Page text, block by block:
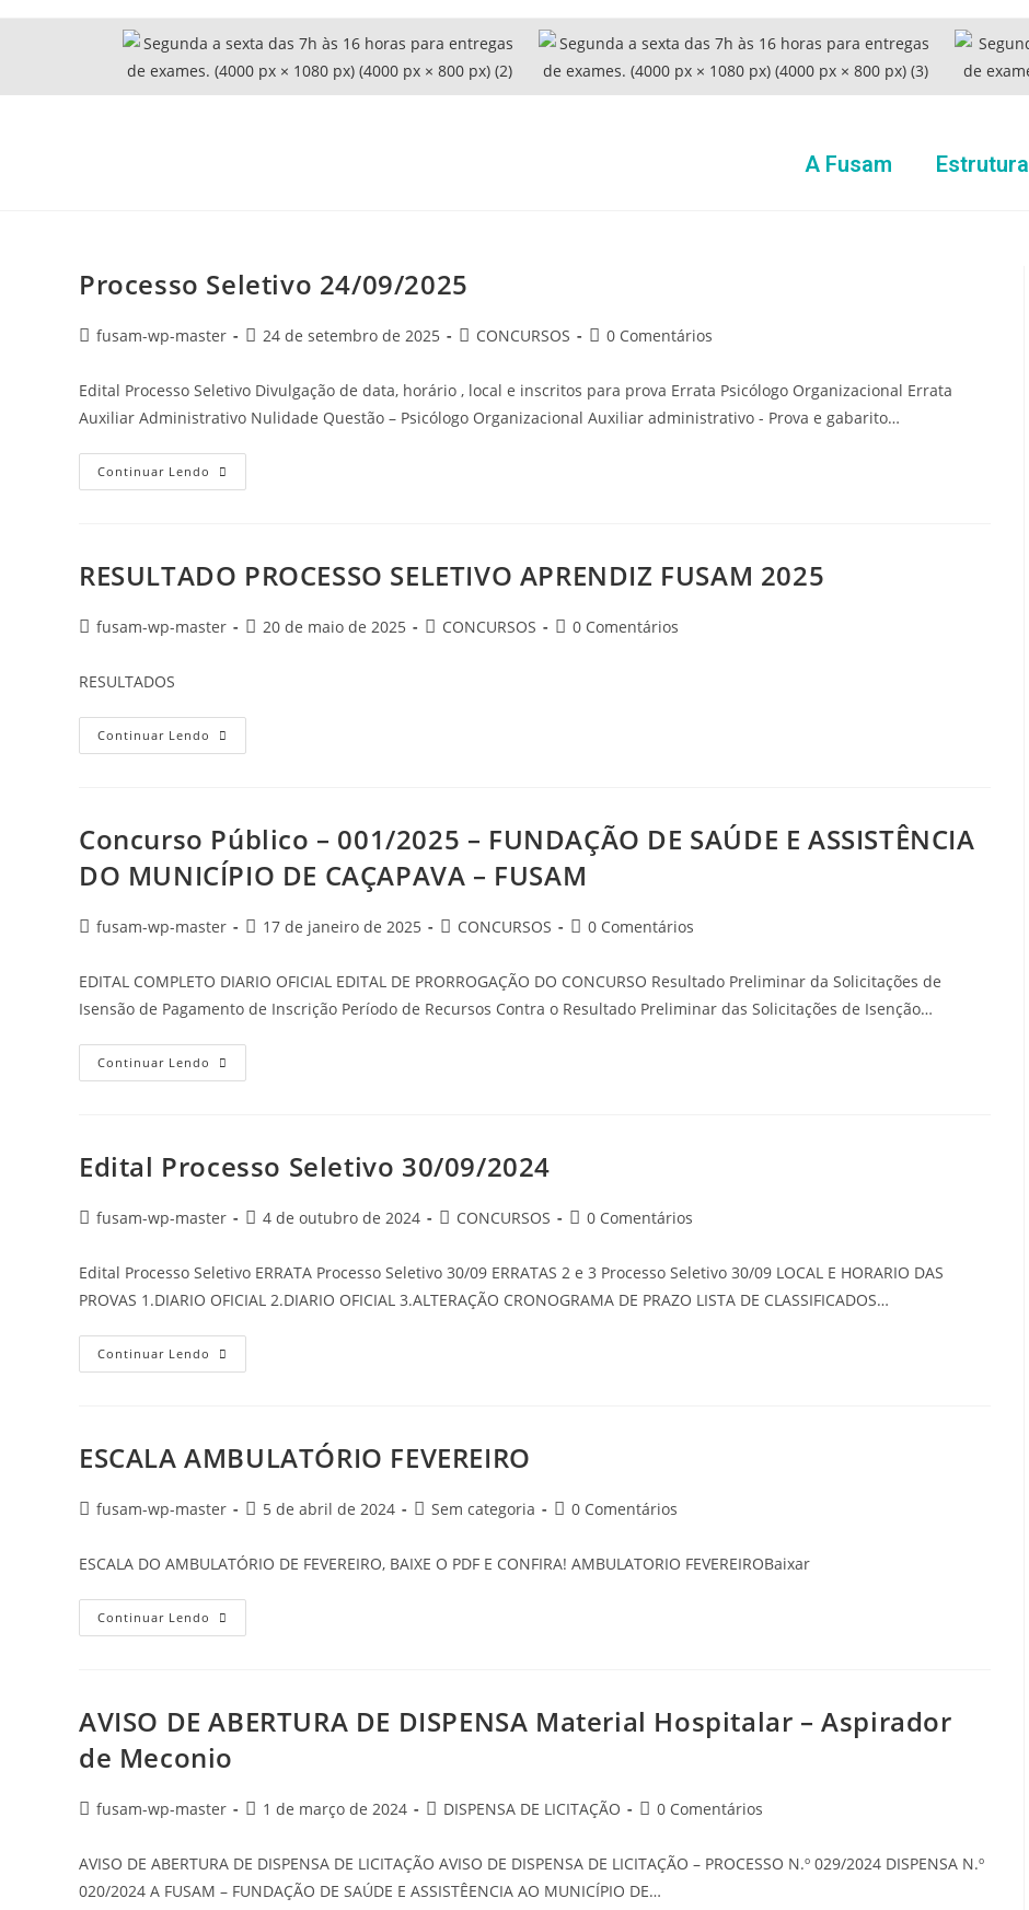
A Fusam Estrutura
Processo Seletivo 24/09/2025
fusam-wp-master 24 de setembro de 2025 CONCURSOS 0 Comentários
Edital Processo Seletivo Divulgação de data, horário , local e inscritos para prova Errata Psicólogo Organizacional Errata
Auxiliar Administrativo Nulidade Questão – Psicólogo Organizacional Auxiliar administrativo - Prova e gabarito…
Continuar Lendo
RESULTADO PROCESSO SELETIVO APRENDIZ FUSAM 2025
fusam-wp-master 20 de maio de 2025 CONCURSOS 0 Comentários
RESULTADOS
Continuar Lendo
Concurso Público – 001/2025 – FUNDAÇÃO DE SAÚDE E ASSISTÊNCIA
DO MUNICÍPIO DE CAÇAPAVA – FUSAM
fusam-wp-master 17 de janeiro de 2025 CONCURSOS 0 Comentários
EDITAL COMPLETO DIARIO OFICIAL EDITAL DE PRORROGAÇÃO DO CONCURSO Resultado Preliminar da Solicitações de
Isensão de Pagamento de Inscrição Período de Recursos Contra o Resultado Preliminar das Solicitações de Isenção…
Continuar Lendo
Edital Processo Seletivo 30/09/2024
fusam-wp-master 4 de outubro de 2024 CONCURSOS 0 Comentários
Edital Processo Seletivo ERRATA Processo Seletivo 30/09 ERRATAS 2 e 3 Processo Seletivo 30/09 LOCAL E HORARIO DAS
PROVAS 1.DIARIO OFICIAL 2.DIARIO OFICIAL 3.ALTERAÇÃO CRONOGRAMA DE PRAZO LISTA DE CLASSIFICADOS…
Continuar Lendo
ESCALA AMBULATÓRIO FEVEREIRO
fusam-wp-master 5 de abril de 2024 Sem categoria 0 Comentários
ESCALA DO AMBULATÓRIO DE FEVEREIRO, BAIXE O PDF E CONFIRA! AMBULATORIO FEVEREIROBaixar
Continuar Lendo
AVISO DE ABERTURA DE DISPENSA Material Hospitalar – Aspirador
de Meconio
fusam-wp-master 1 de março de 2024 DISPENSA DE LICITAÇÃO 0 Comentários
AVISO DE ABERTURA DE DISPENSA DE LICITAÇÃO AVISO DE DISPENSA DE LICITAÇÃO – PROCESSO N.º 029/2024 DISPENSA N.º
020/2024 A FUSAM – FUNDAÇÃO DE SAÚDE E ASSISTÊENCIA AO MUNICÍPIO DE…